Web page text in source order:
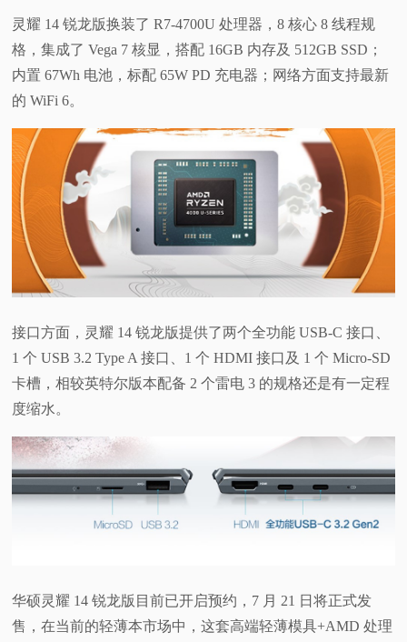
灵耀 14 锐龙版换装了 R7-4700U 处理器，8 核心 8 线程规
格，集成了 Vega 7 核显，搭配 16GB 内存及 512GB SSD；
内置 67Wh 电池，标配 65W PD 充电器；网络方面支持最新
的 WiFi 6。
接口方面，灵耀 14 锐龙版提供了两个全功能 USB-C 接口、
1 个 USB 3.2 Type A 接口、1 个 HDMI 接口及 1 个 Micro-SD
卡槽，相较英特尔版本配备 2 个雷电 3 的规格还是有一定程
度缩水。
华硕灵耀 14 锐龙版目前已开启预约，7 月 21 日将正式发
售，在当前的轻薄本市场中，这套高端轻薄模具+AMD 处理